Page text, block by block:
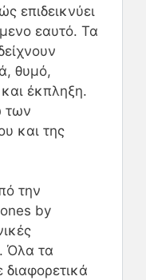
επιδεικνύει
εαυτό. Τα
θυμό,
έκπληξη.
των
και της
την
by
Όλα τα
διαφορετικά